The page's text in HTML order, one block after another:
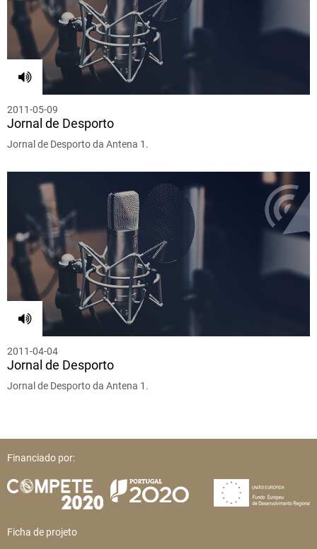
2011-05-09
Jornal de Desporto
Jornal de Desporto da Antena 1.
2011-04-04
Jornal de Desporto
Jornal de Desporto da Antena 1.
Financiado por:
Ficha de projeto